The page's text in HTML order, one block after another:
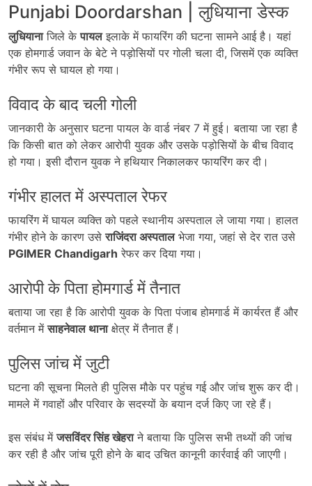
Punjabi Doordarshan | लुधियाना डेस्क
लुधियानाजिले केपायलइलाके में फायरिंग की घटना सामने आई है। यहां
एक होमगार्ड जवान के बेटे ने पड़ोसियों पर गोली चला दी, जिसमें एक व्यक्ति
गंभीर रूप से घायल हो गया।
विवाद के बाद चली गोली
जानकारी के अनुसार घटना पायल के वार्ड नंबर 7 में हुई। बताया जा रहा है
कि किसी बात को लेकर आरोपी युवक और उसके पड़ोसियों के बीच विवाद
हो गया। इसी दौरान युवक ने हथियार निकालकर फायरिंग कर दी।
गंभीर हालत में अस्पताल रेफर
फायरिंग में घायल व्यक्ति को पहले स्थानीय अस्पताल ले जाया गया। हालत
गंभीर होने के कारण उसेराजिंदरा अस्पतालभेजा गया, जहां से देर रात उसे
PGIMER Chandigarh रेफर कर दिया गया।
आरोपी के पिता होमगार्ड में तैनात
बताया जा रहा है कि आरोपी युवक के पिता पंजाब होमगार्ड में कार्यरत हैं और
वर्तमान मेंसाहनेवाल थानाक्षेत्र में तैनात हैं।
पुलिस जांच में जुटी
घटना की सूचना मिलते ही पुलिस मौके पर पहुंच गई और जांच शुरू कर दी।
मामले में गवाहों और परिवार के सदस्यों के बयान दर्ज किए जा रहे हैं।
इस संबंध मेंजसविंदर सिंह खेहराने बताया कि पुलिस सभी तथ्यों की जांच
कर रही है और जांच पूरी होने के बाद उचित कानूनी कार्रवाई की जाएगी।